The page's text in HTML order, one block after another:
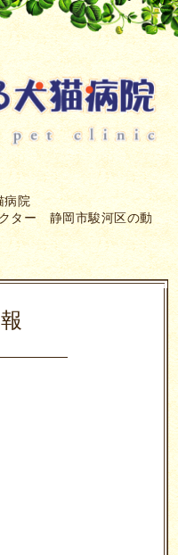
病院
ター 静岡市駿河区の動